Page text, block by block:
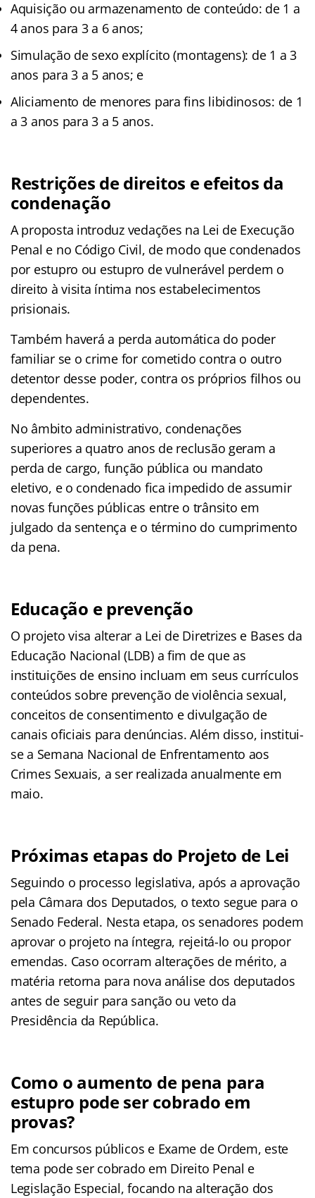
Aquisição ou armazenamento de conteúdo: de 1 a
4 anos para 3 a 6 anos;
Simulação de sexo explícito (montagens): de 1 a 3
anos para 3 a 5 anos; e
Aliciamento de menores para fins libidinosos: de 1
a 3 anos para 3 a 5 anos.
Restrições de direitos e efeitos da
condenação
A proposta introduz vedações na Lei de Execução
Penal e no Código Civil, de modo que condenados
por estupro ou estupro de vulnerável perdem o
direito à visita íntima nos estabelecimentos
prisionais.
Também haverá a perda automática do poder
familiar se o crime for cometido contra o outro
detentor desse poder, contra os próprios filhos ou
dependentes.
No âmbito administrativo, condenações
superiores a quatro anos de reclusão geram a
perda de cargo, função pública ou mandato
eletivo, e o condenado fica impedido de assumir
novas funções públicas entre o trânsito em
julgado da sentença e o término do cumprimento
da pena.
Educação e prevenção
O projeto visa alterar a Lei de Diretrizes e Bases da
Educação Nacional (LDB) a fim de que as
instituições de ensino incluam em seus currículos
conteúdos sobre prevenção de violência sexual,
conceitos de consentimento e divulgação de
canais oficiais para denúncias. Além disso, institui-
se a Semana Nacional de Enfrentamento aos
Crimes Sexuais, a ser realizada anualmente em
maio.
Próximas etapas do Projeto de Lei
Seguindo o processo legislativa, após a aprovação
pela Câmara dos Deputados, o texto segue para o
Senado Federal. Nesta etapa, os senadores podem
aprovar o projeto na íntegra, rejeitá-lo ou propor
emendas. Caso ocorram alterações de mérito, a
matéria retorna para nova análise dos deputados
antes de seguir para sanção ou veto da
Presidência da República.
Como o aumento de pena para
estupro pode ser cobrado em
provas?
Em concursos públicos e Exame de Ordem, este
tema pode ser cobrado em Direito Penal e
Legislação Especial, focando na alteração dos